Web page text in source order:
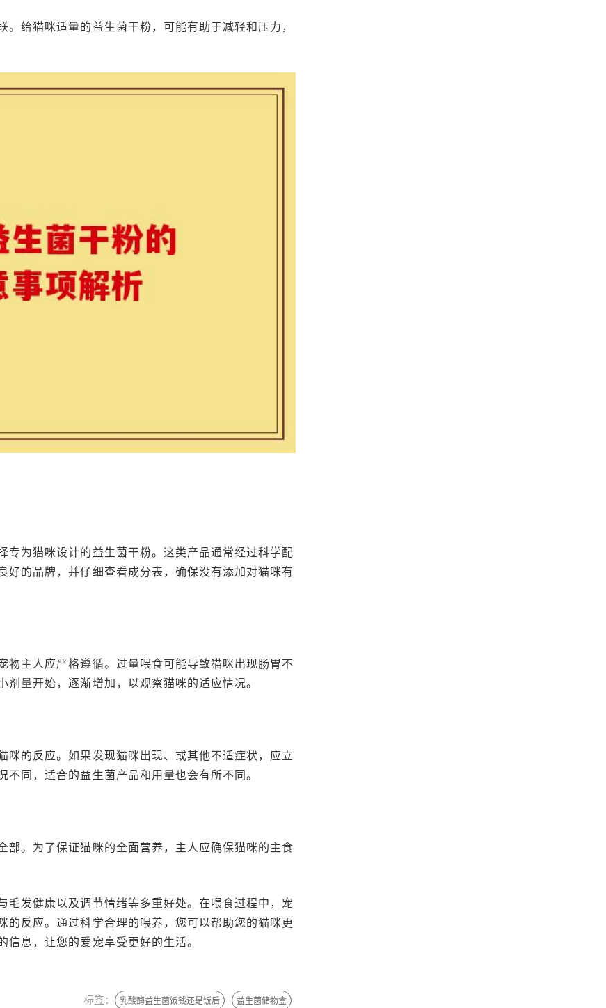
给猫咪适量的益生菌干粉，可能有助于减轻和压力，
为猫咪设计的益生菌干粉。这类产品通常经过科学配
的品牌，并仔细查看成分表，确保没有添加对猫咪有
主人应严格遵循。过量喂食可能导致猫咪出现肠胃不
量开始，逐渐增加，以观察猫咪的适应情况。
的反应。如果发现猫咪出现、或其他不适症状，应立
同，适合的益生菌产品和用量也会有所不同。
。为了保证猫咪的全面营养，主人应确保猫咪的主食
发健康以及调节情绪等多重好处。在喂食过程中，宠
反应。通过科学合理的喂养，您可以帮助您的猫咪更
息，让您的爱宠享受更好的生活。
标签： 乳酸酶益生菌饭钱还是饭后 益生菌储物盒